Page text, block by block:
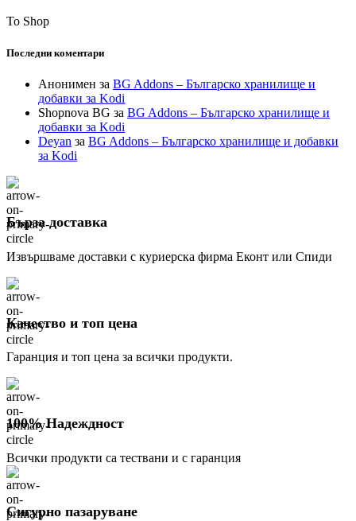
To Shop
Последни коментари
Анонимен за BG Addons – Българско хранилище и
добавки за Kodi
Shopnova BG за BG Addons – Българско хранилище и
добавки за Kodi
Deyan за BG Addons – Българско хранилище и добавки
за Kodi
Бърза доставка
Извършваме доставки с куриерска фирма Еконт или Спиди
Качество и топ цена
Гаранция и топ цена за всички продукти.
100% Надеждност
Всички продукти са тествани и с гаранция
Сигурно пазаруване